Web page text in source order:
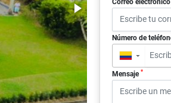
Correo electrónico
Número de
▼
Mensaje *